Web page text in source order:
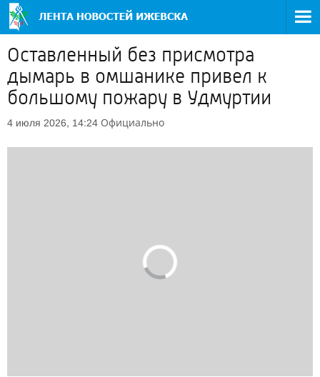
Оставленный без присмотра
дымарь в омшанике привел к
большому пожару в Удмуртии
4 июля 2026, 14:24 Официально